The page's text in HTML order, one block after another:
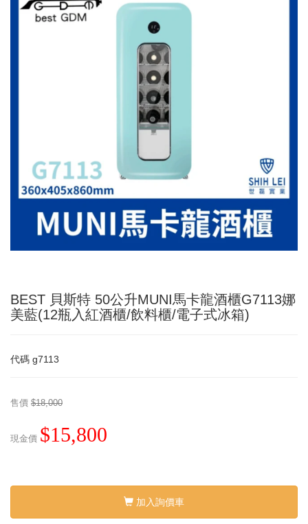
BEST 貝斯特 50公升MUNI馬卡龍酒櫃G7113娜
美藍(12瓶入紅酒櫃/飲料櫃/電子式冰箱)
代碼 g7113
售價 $18,000
現金價 $15,800
加入詢價車